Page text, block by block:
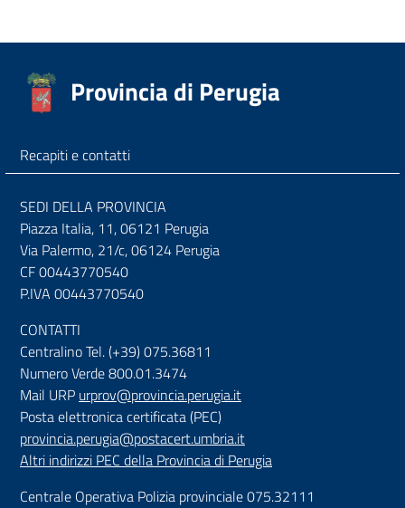
Provincia di Perugia
Recapiti e contatti
SEDI DELLA PROVINCIA
Piazza Italia, 11, 06121 Perugia
Via Palermo, 21/c, 06124 Perugia
CF 00443770540
P.IVA 00443770540
CONTATTI
Centralino Tel. (+39) 075.36811
Numero Verde 800.01.3474
Mail URP urprov@provincia.perugia.it
Posta elettronica certificata (PEC)
provincia.perugia@postacert.umbria.it
Altri indirizzi PEC della Provincia di Perugia
Centrale Operativa Polizia provinciale 075.32111